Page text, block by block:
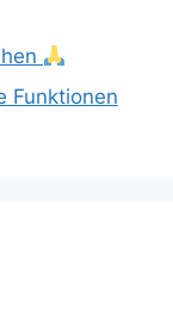
Funktionen